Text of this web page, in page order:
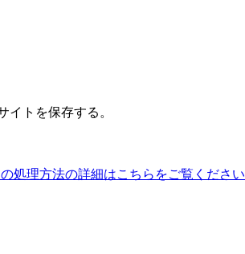
トを保存する。
処理方法の詳細はこちらをご覧ください